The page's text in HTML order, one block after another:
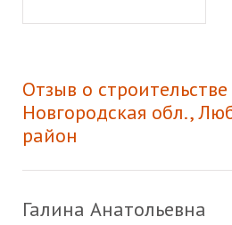
Отзыв о
Новгородская обл.,
район
Галина Анатольевна